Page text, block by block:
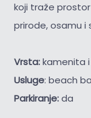
koji traže
prirode, osamu i
Vrsta:kamenita i
Usluge: beach
Parkiranje:da